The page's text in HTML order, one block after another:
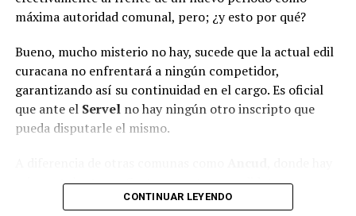
a los municipios en diversos proyectos y que confía en
que durante el año se asignen nuevos recursos, aunque
reconoció una disminución evidente en comparación
con ejercicios anteriores. Señaló que su administración
ha presentado iniciativas por más de 200 millones de
pesos en distintas líneas de financiamiento, y que, pese
a los esfuerzos, los fondos aún no han llegado,
reconoció que existe lentitud en el tema y que, aunque
máxima autoridad comunal, pero; ¿y esto por qué?
Bueno, mucho misterio no hay, sucede que la actual edil
curacana no enfrentará a ningún competidor,
garantizando así su continuidad en el cargo. Es oficial
que ante el Servelno hay ningún otro inscripto que
pueda disputarle el mismo.
seis postulantes, oCastro, con tres candidatos, en
Curaco de Vélez solo Yáñez ha presentado su
CONTINUAR LEYENDO